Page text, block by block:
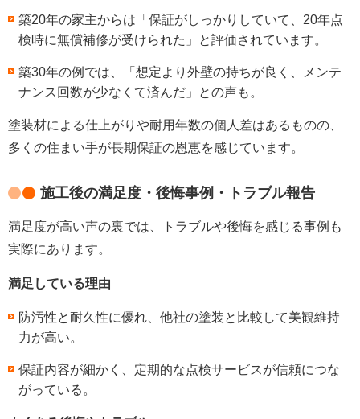
築20年の家主からは「保証がしっかりしていて、20年点
検時に無償補修が受けられた」と評価されています。
築30年の例では、「想定より外壁の持ちが良く、メンテ
ナンス回数が少なくて済んだ」との声も。
塗装材による仕上がりや耐用年数の個人差はあるものの、
多くの住まい手が長期保証の恩恵を感じています。
施工後の満足度・後悔事例・トラブル報告
満足度が高い声の裏では、トラブルや後悔を感じる事例も
実際にあります。
満足している理由
防汚性と耐久性に優れ、他社の塗装と比較して美観維持
力が高い。
保証内容が細かく、定期的な点検サービスが信頼につな
がっている。